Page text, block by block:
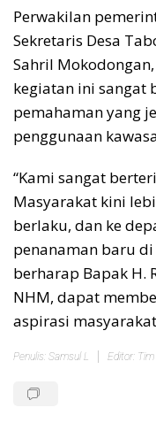
Perwakilan
Sekretaris Desa
Sahril
kegiatan ini sangat
pemahaman yang
penggunaan
“Kami sangat
Masyarakat kini
berlaku, dan ke
penanaman baru
berharap Bapak H.
NHM, dapat
aspirasi
Penulis: Samsul L Editor: